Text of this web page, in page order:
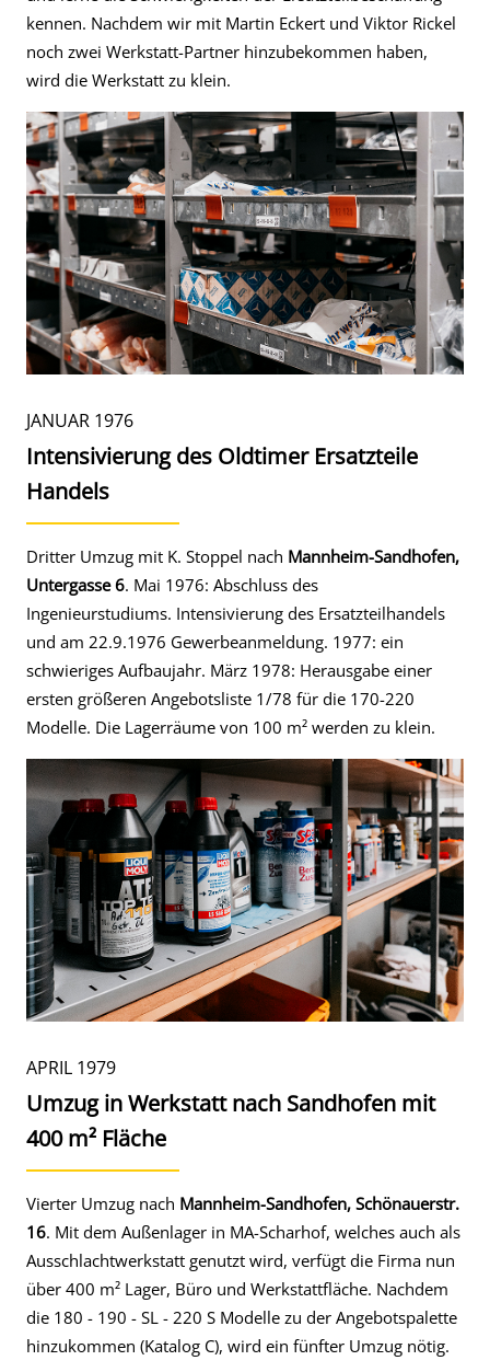
kennen. Nachdem wir mit Martin Eckert und Viktor Rickel
noch zwei Werkstatt-Partner hinzubekommen haben,
wird die Werkstatt zu klein.
JANUAR 1976
Intensivierung des Oldtimer Ersatzteile
Handels
Dritter Umzug mit K. Stoppel nach Mannheim-Sandhofen,
Untergasse 6. Mai 1976: Abschluss des
Ingenieurstudiums. Intensivierung des Ersatzteilhandels
und am 22.9.1976 Gewerbeanmeldung. 1977: ein
schwieriges Aufbaujahr. März 1978: Herausgabe einer
ersten größeren Angebotsliste 1/78 für die 170-220
Modelle. Die Lagerräume von 100 m² werden zu klein.
APRIL 1979
Umzug in Werkstatt nach Sandhofen mit
400 m² Fläche
Vierter Umzug nach Mannheim-Sandhofen, Schönauerstr.
16. Mit dem Außenlager in MA-Scharhof, welches auch als
Ausschlachtwerkstatt genutzt wird, verfügt die Firma nun
über 400 m² Lager, Büro und Werkstattfläche. Nachdem
die 180 - 190 - SL - 220 S Modelle zu der Angebotspalette
hinzukommen (Katalog C), wird ein fünfter Umzug nötig.